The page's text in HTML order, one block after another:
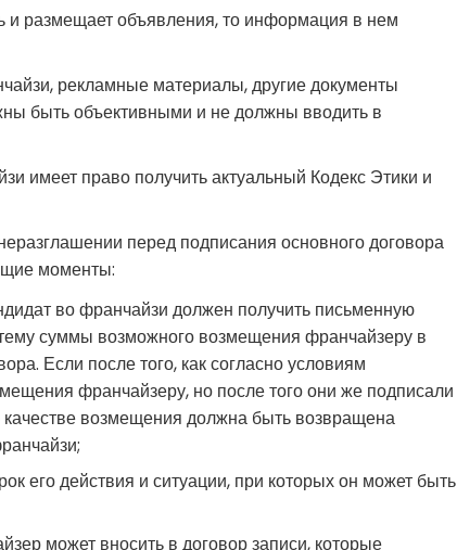
и размещает объявления, то информация в нем
рекламные материалы, другие документы
быть объективными и не должны вводить в
имеет право получить актуальный Кодекс Этики и
перед подписания основного договора
моменты:
во франчайзи должен получить письменную
суммы возможного возмещения франчайзеру в
Если после того, как согласно условиям
франчайзеру, но после того они же подписали
возмещения должна быть возвращена
его действия и ситуации, при которых он может быть
может вносить в договор записи, которые